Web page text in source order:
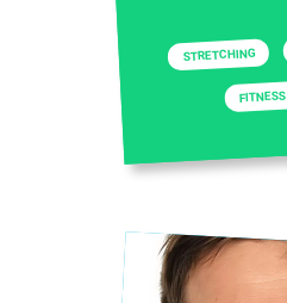
STRETCHING
FITNESS